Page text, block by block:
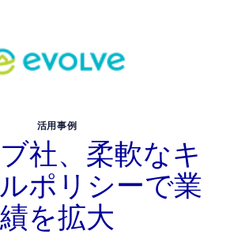
活用事例
社、柔軟なキ
ポリシーで業
績を拡大